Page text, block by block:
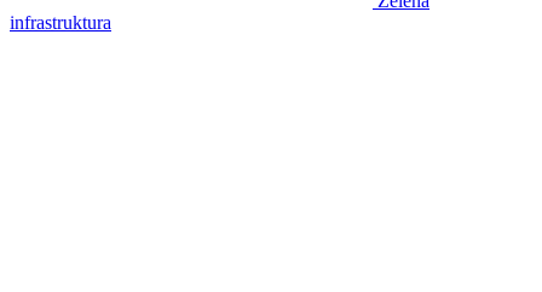
infrastruktura